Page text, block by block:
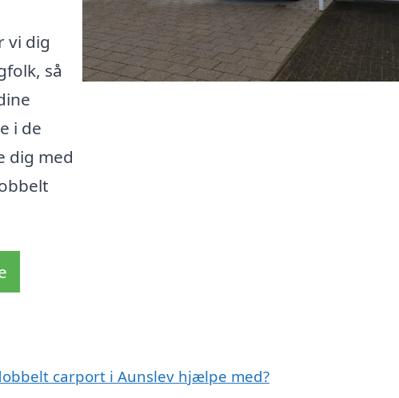
vi dig
så
i de
dig med
carport i Aunslev hjælpe med?